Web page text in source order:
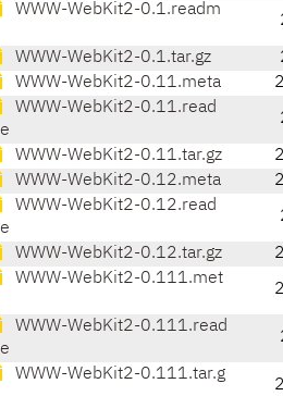
WWW-WebKit2-0.1.readm
WWW-WebKit2-0.1.tar.gz
WWW-WebKit2-0.11.meta
WWW-WebKit2-0.11.read
WWW-WebKit2-0.11.tar.gz
WWW-WebKit2-0.12.meta
WWW-WebKit2-0.12.read
WWW-WebKit2-0.12.tar.gz
WWW-WebKit2-0.111.met
WWW-WebKit2-0.111.read
WWW-WebKit2-0.111.tar.g